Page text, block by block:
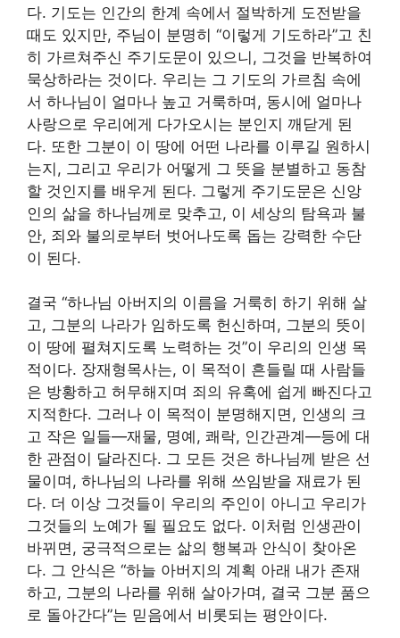
다. 기도는 인간의 한계 속에서 절박하게 도전받을
때도 있지만, 주님이 분명히 “이렇게 기도하라”고 친
히 가르쳐주신 주기도문이 있으니, 그것을 반복하여
묵상하라는 것이다. 우리는 그 기도의 가르침 속에
서 하나님이 얼마나 높고 거룩하며, 동시에 얼마나
사랑으로 우리에게 다가오시는 분인지 깨닫게 된
다. 또한 그분이 이 땅에 어떤 나라를 이루길 원하시
는지, 그리고 우리가 어떻게 그 뜻을 분별하고 동참
할 것인지를 배우게 된다. 그렇게 주기도문은 신앙
인의 삶을 하나님께로 맞추고, 이 세상의 탐욕과 불
안, 죄와 불의로부터 벗어나도록 돕는 강력한 수단
이 된다.
결국 “하나님 아버지의 이름을 거룩히 하기 위해 살
고, 그분의 나라가 임하도록 헌신하며, 그분의 뜻이
이 땅에 펼쳐지도록 노력하는 것”이 우리의 인생 목
적이다. 장재형목사는, 이 목적이 흔들릴 때 사람들
은 방황하고 허무해지며 죄의 유혹에 쉽게 빠진다고
지적한다. 그러나 이 목적이 분명해지면, 인생의 크
고 작은 일들—재물, 명예, 쾌락, 인간관계—등에 대
한 관점이 달라진다. 그 모든 것은 하나님께 받은 선
물이며, 하나님의 나라를 위해 쓰임받을 재료가 된
다. 더 이상 그것들이 우리의 주인이 아니고 우리가
그것들의 노예가 될 필요도 없다. 이처럼 인생관이
바뀌면, 궁극적으로는 삶의 행복과 안식이 찾아온
다. 그 안식은 “하늘 아버지의 계획 아래 내가 존재
하고, 그분의 나라를 위해 살아가며, 결국 그분 품으
로 돌아간다”는 믿음에서 비롯되는 평안이다.